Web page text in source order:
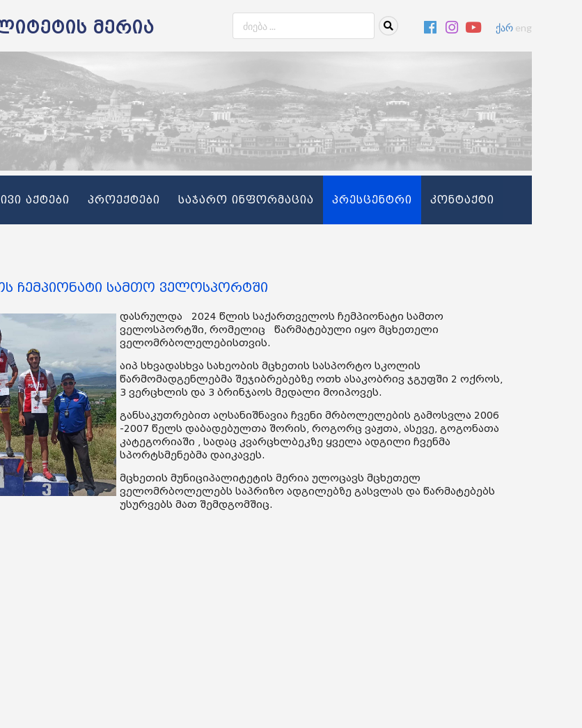
მერია ქარ eng
აქტები პროექტები საჯარო ინფორმაცია პრესცენტრი კონტაქტი
ჩემპიონატი სამთო ველოსპორტში
დასრულდა 2024 წლის საქართველოს ჩემპიონატი სამთო
ველოსპორტში, რომელიც წარმატებული იყო მცხეთელი
ველომრბოლელებისთვის.
აიპ სხვადასხვა სახეობის მცხეთის სასპორტო სკოლის
წარმომადგენლებმა შეჯიბრებებზე ოთხ ასაკობრივ ჯგუფში 2 ოქროს,
3 ვერცხლის და 3 ბრინჯაოს მედალი მოიპოვეს.
განსაკუთრებით აღსანიშნავია ჩვენი მრბოლელების გამოსვლა 2006
-2007 წელს დაბადებულთა შორის, როგორც ვაჟთა, ასევე, გოგონათა
კატეგორიაში , სადაც კვარცხლბეკზე ყველა ადგილი ჩვენმა
სპორტსმენებმა დაიკავეს.
მცხეთის მუნიციპალიტეტის მერია ულოცავს მცხეთელ
ველომრბოლელებს საპრიზო ადგილებზე გასვლას და წარმატებებს
უსურვებს მათ შემდგომშიც.